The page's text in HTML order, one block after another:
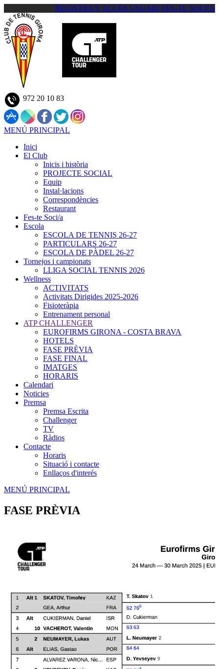
REGISTRA'T ACCÉS USUARI FES-TE SOCI/A
972 20 10 83
MENÚ PRINCIPAL
Inici
El Club
Inicis i història
PROJECTE SOCIAL
Equip
Instal·lacions
Correspondències
Restaurant
Fes-te Soci/a
Escola
ESCOLA DE TENNIS 26-27
PARTICULARS 26-27
ESCOLA DE PÀDEL 26-27
Tornejos i campionats
LLIGA SOCIAL TENNIS 2026
Wellness
ACTIVITATS
Activitats Dirigides 2025-2026
Fisioteràpia
Entrenament personal
ATP CHALLENGER
EUROFIRMS GIRONA - COSTA BRAVA
HOTELS
FASE PRÈVIA
FASE FINAL
IMATGES
HORARIS
Calendari
Noticies
Premsa
Premsa Escrita
Challenger
TV
Ràdios
Contacte
Horaris
Situació i contacte
Enllaços d'interés
MENÚ PRINCIPAL
FASE PRÈVIA